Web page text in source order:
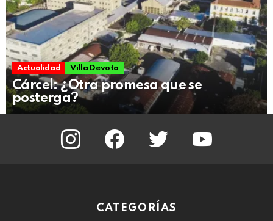
Actualidad Villa Devoto
Cárcel: ¿Otra promesa que se
posterga?
instagram facebook twitter
CATEGORÍAS